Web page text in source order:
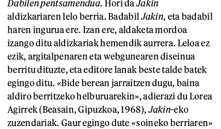
Dabilen pentsamendua. Hori daJakin
aldizkariaren lelo berria. BadabilJakin, eta badabil
haren ingurua ere. Izan ere, aldaketa mordoa
izango ditu aldizkariak hemendik aurrera. Leloa ez
ezik, argitalpenaren eta webgunearen diseinua
berritu dituzte, eta editore lanak beste talde batek
egingo ditu. «Bide berean jarraitzen dugu, baina
aldiro berritzeko helburuarekin», adierazi du Lorea
Agirrek (Beasain, Gipuzkoa, 1968),Jakin-eko
zuzendariak. Gaur egingo dute «soineko berriaren»